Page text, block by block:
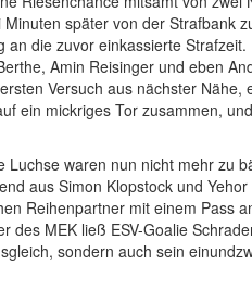
später von der Strafbank
die zuvor einkassierte
Amin Reisinger und eben
Versuch aus nächster Nähe,
ein mickriges Tor zusammen,
waren nun nicht mehr zu
aus Simon Klopstock und Yehor
Reihenpartner mit einem Pass
des MEK ließ ESV-Goalie
sondern auch sein